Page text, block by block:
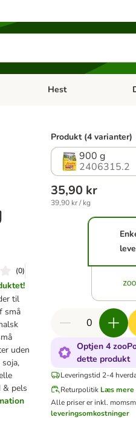
menu: FiskÅben kategori menu: Fugl
Hest
(0)
til
små
uden
& pels
Produkt (4 varianter)
900 g
2406315.2
35,90 kr
39,90 kr / kg
Optjen 4
dette produkt
Leveringstid 2-4
Returpolitik Læs mere
Alle priser er inkl. moms
leveringsomkostninger